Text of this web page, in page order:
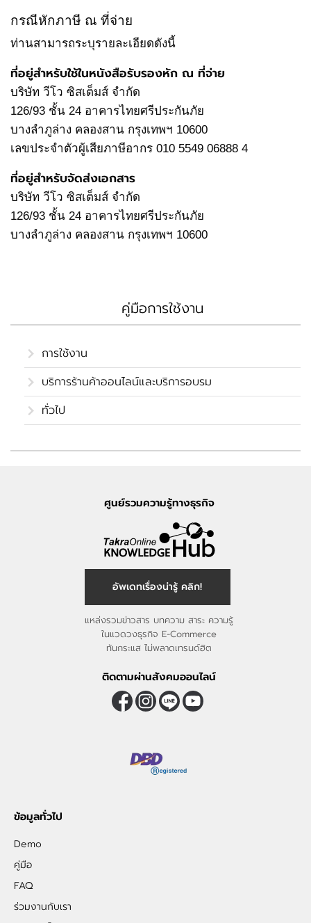
กรณีหักภาษี ณ ที่จ่าย
ท่านสามารถระบุรายละเอียดดังนี้
ที่อยู่สำหรับใช้ในหนังสือรับรองหัก ณ ที่จ่าย
บริษัท วีโว ซิสเต็มส์ จำกัด
126/93 ชั้น 24 อาคารไทยศรีประกันภัย
บางลำภูล่าง คลองสาน กรุงเทพฯ 10600
เลขประจำตัวผู้เสียภาษีอากร 010 5549 06888 4
ที่อยู่สำหรับจัดส่งเอกสาร
บริษัท วีโว ซิสเต็มส์ จำกัด
126/93 ชั้น 24 อาคารไทยศรีประกันภัย
บางลำภูล่าง คลองสาน กรุงเทพฯ 10600
คู่มือการใช้งาน
การใช้งาน
บริการร้านค้าออนไลน์และบริการอบรม
ทั่วไป
ศูนย์รวมความรู้ทางธุรกิจ
อัพเดทเรื่องน่ารู้ คลิก!
แหล่งรวมข่าวสาร บทความ สาระ ความรู้
ในแวดวงธุรกิจ E-Commerce
ทันกระแส ไม่พลาดเทรนด์ฮิต
ติดตามผ่านสังคมออนไลน์
ข้อมูลทั่วไป
Demo
คู่มือ
FAQ
ร่วมงานกับเรา